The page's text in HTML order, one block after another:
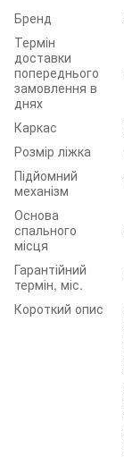
Бренд
Термін
доставки
попереднього
замовлення в
днях
Каркас
Розмір ліжка
Підйомний
механізм
Основа
спального
місця
Гарантійний
термін, міс.
Короткий опис